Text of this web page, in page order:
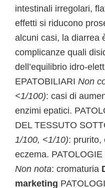
intestinali irregolari,
effetti si riducono
alcuni casi, la diarrea
complicanze quali
dell’equilibrio idro-
EPATOBILIARI Non
<1/100): casi di
enzimi epatici.
DEL TESSUTO
1/100, <1/10): prurito,
eczema.
Non nota: cromaturia
marketing